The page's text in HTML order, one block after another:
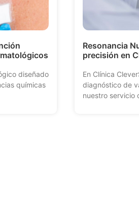
diseñado
químicas
Resonancia
precisión en
En Clínica
diagnóstico de
nuestro servicio